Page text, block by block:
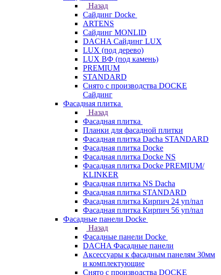
Назад
Сайдинг Docke
ARTENS
Cайдинг MONLID
DACHA Сайдинг LUX
LUX (под дерево)
LUX ВФ (под камень)
PREMIUM
STANDARD
Снято с производства DOCKE
Сайдинг
Фасадная плитка
Назад
Фасадная плитка
Планки для фасадной плитки
Фасадная плитка Dacha STANDARD
Фасадная плитка Docke
Фасадная плитка Docke NS
Фасадная плитка Docke PREMIUM/
KLINKER
Фасадная плитка NS Dacha
Фасадная плитка STANDARD
Фасадная плитка Кирпич 24 уп/пал
Фасадная плитка Кирпич 56 уп/пал
Фасадные панели Docke
Назад
Фасадные панели Docke
DACHA Фасадные панели
Аксессуары к фасадным панелям 30мм
и комплектующие
Снято с производства DOCKE